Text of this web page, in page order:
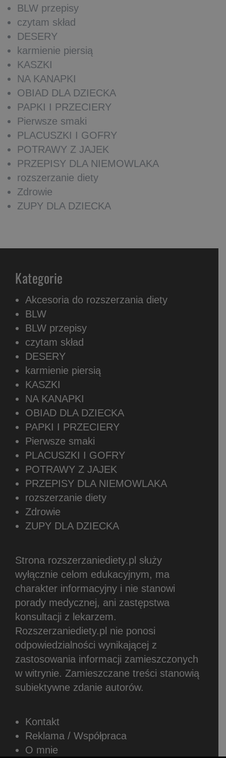
BLW przepisy
czytam skład
DESERY
karmienie piersią
KASZKI
NA KANAPKI
OBIAD DLA DZIECKA
PAPKI I PRZECIERY
Pierwsze smaki
PLACUSZKI I GOFRY
POTRAWY Z JAJEK
PRZEPISY DLA NIEMOWLAKA
rozszerzanie diety
Zdrowie
ZUPY DLA DZIECKA
Kategorie
Akcesoria do rozszerzania diety
BLW
BLW przepisy
czytam skład
DESERY
karmienie piersią
KASZKI
NA KANAPKI
OBIAD DLA DZIECKA
PAPKI I PRZECIERY
Pierwsze smaki
PLACUSZKI I GOFRY
POTRAWY Z JAJEK
PRZEPISY DLA NIEMOWLAKA
rozszerzanie diety
Zdrowie
ZUPY DLA DZIECKA
Strona rozszerzaniediety.pl służy
wyłącznie celom edukacyjnym, ma
charakter informacyjny i nie stanowi
porady medycznej, ani zastępstwa
konsultacji z lekarzem.
Rozszerzaniediety.pl nie ponosi
odpowiedzialności wynikającej z
zastosowania informacji zamieszczonych
w witrynie. Zamieszczane treści stanowią
subiektywne zdanie autorów.
Kontakt
Reklama / Współpraca
O mnie